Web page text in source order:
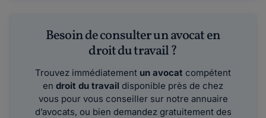
Besoin de consulter un avocat en
droit du travail ?
Trouvez immédiatement un avocat compétent
en droit du travail disponible près de chez
vous pour vous conseiller sur notre annuaire
d’avocats, ou bien demandez gratuitement des